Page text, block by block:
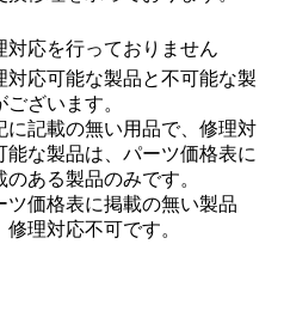
対応を行っておりません
対応可能な製品と不可能な製
ございます。
に記載の無い用品で、修理対
能な製品は、パーツ価格表に
のある製品のみです。
ツ価格表に掲載の無い製品
修理対応不可です。